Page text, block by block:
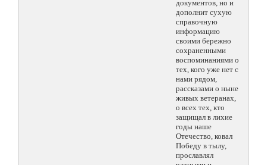
документов, но и
дополнит сухую
справочную
информацию
своими бережно
сохраненными
воспоминаниями о
тех, кого уже нет с
нами рядом,
рассказами о ныне
живых ветеранах,
о всех тех, кто
защищал в лихие
годы наше
Отечество, ковал
Победу в тылу,
прославлял